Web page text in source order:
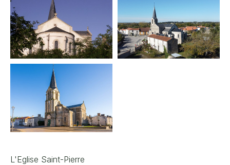
L'Eglise Saint-Pierre